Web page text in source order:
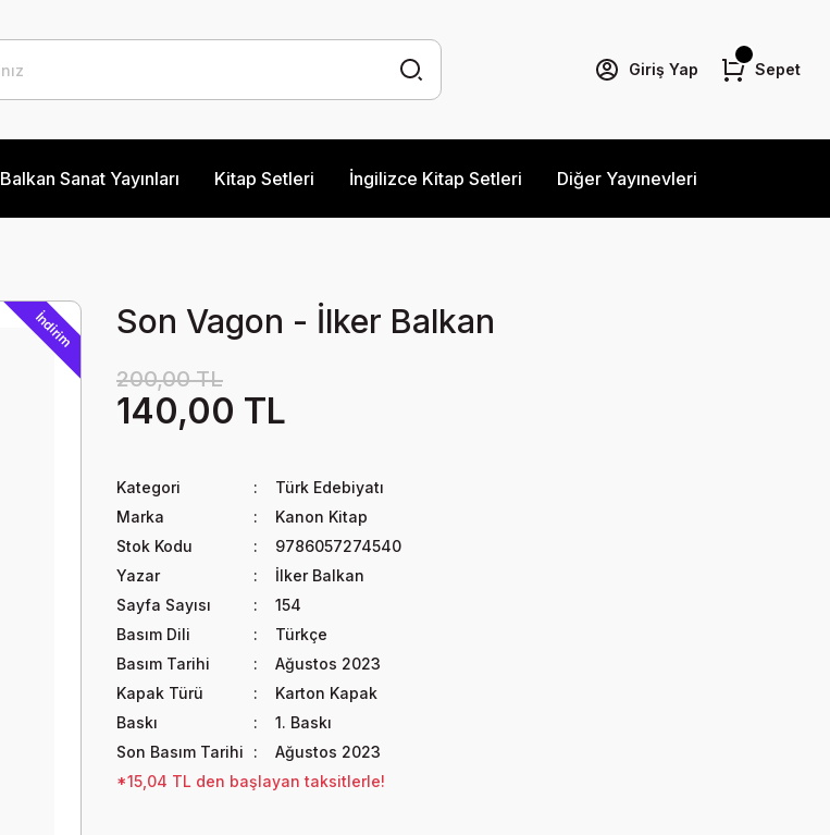
Giriş Yap Sepet
Balkan Sanat Yayınları Kitap Setleri İngilizce Kitap Setleri Diğer Yayınevleri
İndirim Son Vagon - İlker Balkan
200,00 TL
140,00 TL
Kategori
Türk Edebiyatı
Marka
Kanon Kitap
Stok Kodu
9786057274540
Yazar
İlker Balkan
Sayfa Sayısı
154
Basım Dili
Türkçe
Basım Tarihi
Ağustos 2023
Kapak Türü
Karton Kapak
Baskı
1. Baskı
Son Basım Tarihi
Ağustos 2023
*15,04 TL den başlayan taksitlerle!